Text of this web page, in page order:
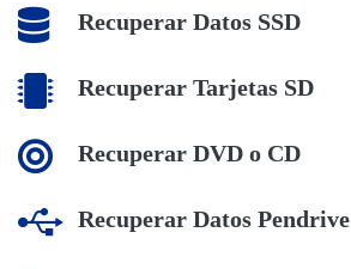
Recuperar Datos SSD
Recuperar Tarjetas SD
Recuperar DVD o CD
Recuperar Datos Pendrive